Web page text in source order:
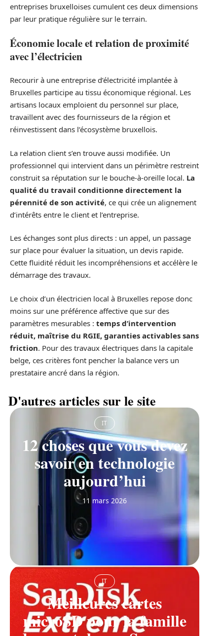
entreprises bruxelloises cumulent ces deux dimensions
par leur pratique régulière sur le terrain.
Économie locale et relation de proximité
avec l’électricien
Recourir à une entreprise d’électricité implantée à
Bruxelles participe au tissu économique régional. Les
artisans locaux emploient du personnel sur place,
travaillent avec des fournisseurs de la région et
réinvestissent dans l’écosystème bruxellois.
La relation client s’en trouve aussi modifiée. Un
professionnel qui intervient dans un périmètre restreint
construit sa réputation sur le bouche-à-oreille local. La
qualité du travail conditionne directement la
pérennité de son activité, ce qui crée un alignement
d’intérêts entre le client et l’entreprise.
Les échanges sont plus directs : un appel, un passage
sur place pour évaluer la situation, un devis rapide.
Cette fluidité réduit les incompréhensions et accélère le
démarrage des travaux.
Le choix d’un électricien local à Bruxelles repose donc
moins sur une préférence affective que sur des
paramètres mesurables : temps d’intervention
réduit, maîtrise du RGIE, garanties activables sans
friction. Pour des travaux électriques dans la capitale
belge, ces critères font pencher la balance vers un
prestataire ancré dans la région.
D'autres articles sur le site
IT
12 choses que vous devez
savoir en technologie
aujourd’hui
11 mars 2026
IT
Meilleures cartes
microSD pour la famille